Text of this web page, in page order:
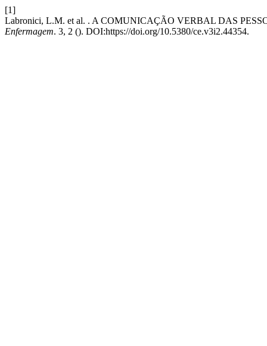
[1]
Labronici, L.M. et al. . A COMUNICAÇÃO VERBAL DAS
Enfermagem. 3, 2 (). DOI:https://doi.org/10.5380/ce.v3i2.44354.